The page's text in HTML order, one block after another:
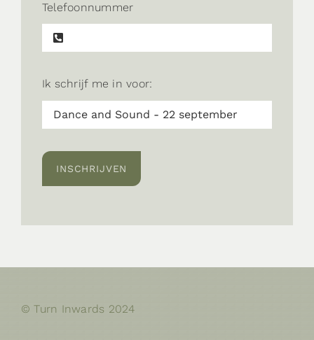
Telefoonnummer
Ik schrijf me in voor:
INSCHRIJVEN
© Turn Inwards 2024